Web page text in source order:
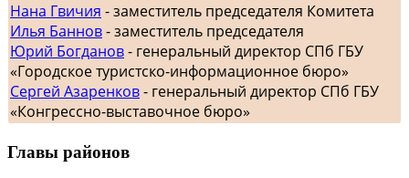
Нана Гвичия - заместитель председателя Комитета
Илья Баннов- заместитель председателя
Юрий Богданов- генеральный директор СПб ГБУ
«Городское туристско-информационное бюро»
Сергей Азаренков- генеральный директор СПб ГБУ
«Конгрессно-выставочное бюро»
Главы районов